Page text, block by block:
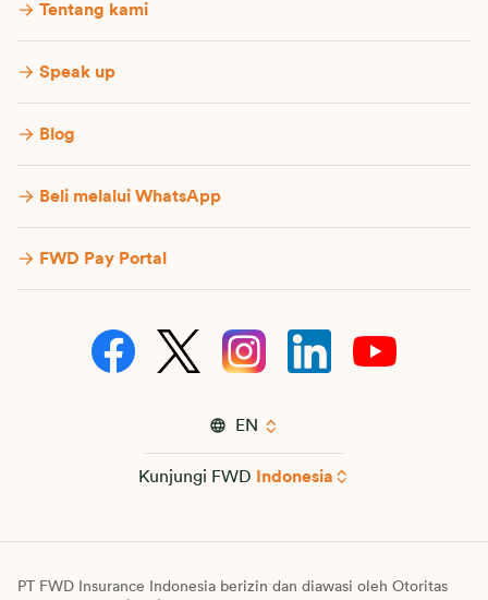
Tentang kami
Speak up
Blog
Beli melalui WhatsApp
FWD Pay Portal
EN
Kunjungi FWD Indonesia
PT FWD Insurance Indonesia berizin dan diawasi oleh Otoritas